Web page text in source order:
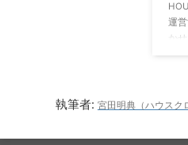
運
か
こ
執筆者: 宮田明典（ハウスク